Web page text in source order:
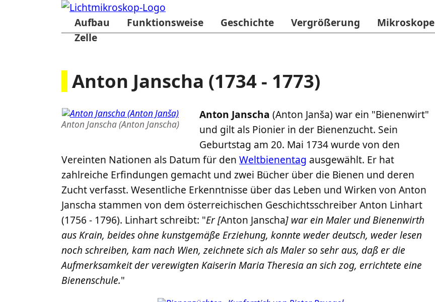
Aufbau Funktionsweise Geschichte Vergrößerung Mikroskope
Zelle
Anton Janscha (1734 - 1773)
Anton Janscha (Anton Janscha)
Anton Janscha (Anton Janša) war ein "Bienenwirt"
und gilt als Pionier in der Bienenzucht. Sein
Geburtstag am 20. Mai 1734 wurde von den
Vereinten Nationen als Datum für den Weltbienentag ausgewählt. Er hat
zahlreiche Erfindungen gemacht und zwei Bücher über die Bienen und deren
Zucht verfasst. Wesentliche Erkenntnisse über das Leben und Wirken von Anton
Janscha stammen von dem österreichischen Geschichtsschreiber Anton Linhart
(1756 - 1796). Linhart schreibt: "Er [Anton Janscha] war ein Maler und Bienenwirth
aus Krain, beides ohne kunstgemäße Erziehung, konnte weder deutsch, weder lesen
noch schreiben, kam nach Wien, zeichnete sich als Maler so sehr aus, daß er die
Aufmerksamkeit der verewigten Kaiserin Maria Theresia an sich zog, errichtete eine
Bienenschule."